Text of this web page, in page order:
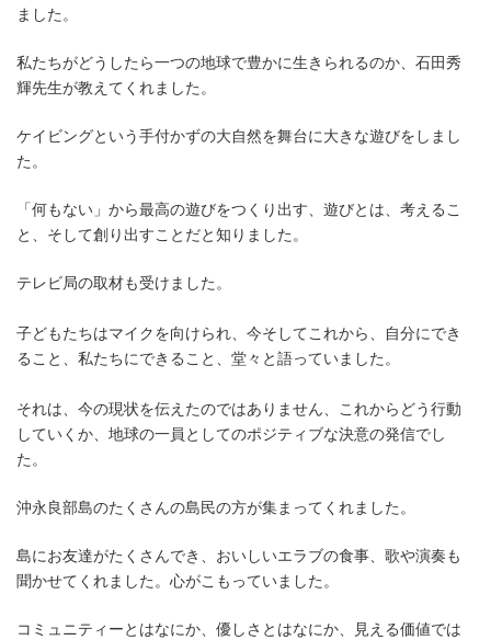
ました。
私たちがどうしたら一つの地球で豊かに生きられるのか、石田秀
輝先生が教えてくれました。
ケイビングという手付かずの大自然を舞台に大きな遊びをしまし
た。
「何もない」から最高の遊びをつくり出す、遊びとは、考えるこ
と、そして創り出すことだと知りました。
テレビ局の取材も受けました。
子どもたちはマイクを向けられ、今そしてこれから、自分にでき
ること、私たちにできること、堂々と語っていました。
それは、今の現状を伝えたのではありません、これからどう行動
していくか、地球の一員としてのポジティブな決意の発信でし
た。
沖永良部島のたくさんの島民の方が集まってくれました。
島にお友達がたくさんでき、おいしいエラブの食事、歌や演奏も
聞かせてくれました。心がこもっていました。
コミュニティーとはなにか、優しさとはなにか、見える価値では